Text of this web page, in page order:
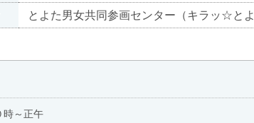
とよた男女共同参画センター（キラッ☆と
～正午